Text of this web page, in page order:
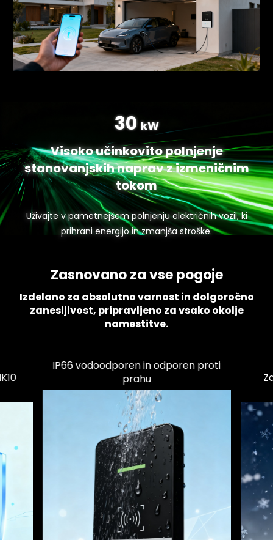
30kW
Visoko učinkovito polnjenje
stanovanjskih naprav z izmeničnim
tokom
Uživajte v pametnejšem polnjenju električnih vozil, ki
prihrani energijo in zmanjša stroške.
Zasnovano za vse pogoje
Izdelano za absolutno varnost in dolgoročno
zanesljivost, pripravljeno za vsako okolje
namestitve.
Zanesljivo delovanje pri –30 ℃